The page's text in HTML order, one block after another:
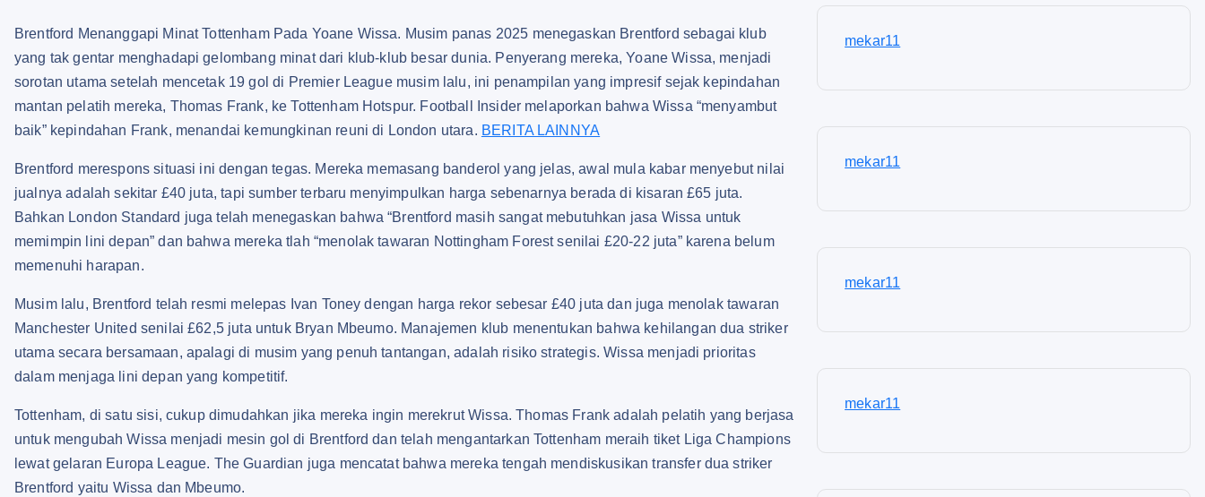
Brentford Menanggapi Minat Tottenham Pada Yoane Wissa. Musim panas 2025 menegaskan Brentford sebagai klub
yang tak gentar menghadapi gelombang minat dari klub-klub besar dunia. Penyerang mereka, Yoane Wissa, menjadi
sorotan utama setelah mencetak 19 gol di Premier League musim lalu, ini penampilan yang impresif sejak kepindahan
mantan pelatih mereka, Thomas Frank, ke Tottenham Hotspur. Football Insider melaporkan bahwa Wissa “menyambut
baik” kepindahan Frank, menandai kemungkinan reuni di London utara. BERITA LAINNYA
Brentford merespons situasi ini dengan tegas. Mereka memasang banderol yang jelas, awal mula kabar menyebut nilai
jualnya adalah sekitar £40 juta, tapi sumber terbaru menyimpulkan harga sebenarnya berada di kisaran £65 juta.
Bahkan London Standard juga telah menegaskan bahwa “Brentford masih sangat mebutuhkan jasa Wissa untuk
memimpin lini depan” dan bahwa mereka tlah “menolak tawaran Nottingham Forest senilai £20‑22 juta” karena belum
memenuhi harapan.
Musim lalu, Brentford telah resmi melepas Ivan Toney dengan harga rekor sebesar £40 juta dan juga menolak tawaran
Manchester United senilai £62,5 juta untuk Bryan Mbeumo. Manajemen klub menentukan bahwa kehilangan dua striker
utama secara bersamaan, apalagi di musim yang penuh tantangan, adalah risiko strategis. Wissa menjadi prioritas
dalam menjaga lini depan yang kompetitif.
Tottenham, di satu sisi, cukup dimudahkan jika mereka ingin merekrut Wissa. Thomas Frank adalah pelatih yang berjasa
untuk mengubah Wissa menjadi mesin gol di Brentford dan telah mengantarkan Tottenham meraih tiket Liga Champions
lewat gelaran Europa League. The Guardian juga mencatat bahwa mereka tengah mendiskusikan transfer dua striker
Brentford yaitu Wissa dan Mbeumo.
mekar11
mekar11
mekar11
mekar11